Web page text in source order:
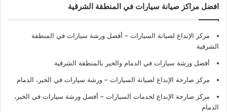
افضل مراكز صيانة سيارات في المنطقة الشرقية
مركز الإبداع لصيانة السيارات – أفضل ورشة سيارات في المنطقة
الشرقية
أفضل ورشة سيارات في الدمام والخبر بالمنطقة الشرقية
مركز صارحة الإبداع لصيانة السيارات – ورشة سيارات في الخبر، الدمام
مركز صارحة الإبداع لخدمات السيارات – أفضل ورشة سيارات في الخبر،
الدمام